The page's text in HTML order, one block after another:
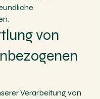
von
Verarbeitung von